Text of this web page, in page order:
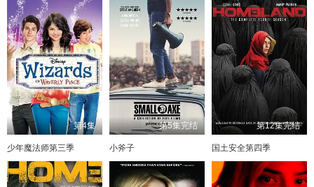
第4集
少年魔法师第三季
第5集完结
小斧子
第12集完结
国土安全第四季